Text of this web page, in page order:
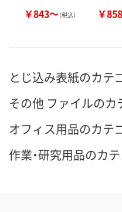
￥843～（税込） ￥
とじ込み表紙のカテ
その他 ファイルのカ
オフィス用品のカテ
作業・研究用品のカ